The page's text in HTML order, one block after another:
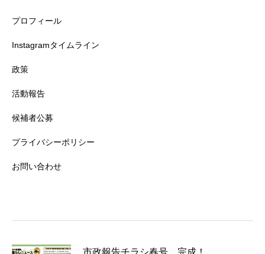
プロフィール
Instagramタイムライン
政策
活動報告
候補者公募
プライバシーポリシー
お問い合わせ
市政報告チラシ春号 完成！